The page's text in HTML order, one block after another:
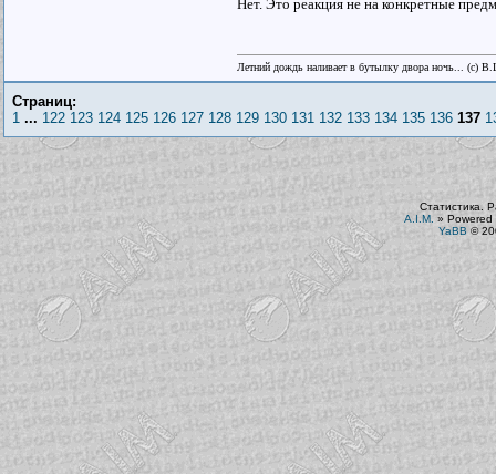
Нет. Это реакция не на конкретные
Летний дождь наливает в бутылку двора ночь... (с)
Страниц:
1 ... 122 123 124 125 126 127 128 129 130 131 132 133 134 135 136 137
Статистика.
A.I.M. » Powered
YaBB ©